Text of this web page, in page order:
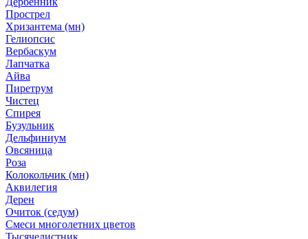
Прострел
Хризантема (мн)
Гелиопсис
Вербаскум
Лапчатка
Айва
Пиретрум
Чистец
Спирея
Бузульник
Дельфиниум
Овсяница
Роза
Колокольчик (мн)
Аквилегия
Дерен
Очиток (седум)
Смеси многолетних цветов
Тысячелистник